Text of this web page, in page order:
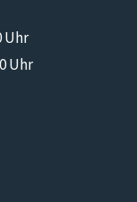
Uhr
Uhr